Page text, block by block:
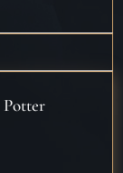
Potter